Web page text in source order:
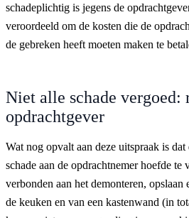
schadeplichtig is jegens de
veroordeeld om de kosten die de
de gebreken heeft moeten maken te
Niet alle schade vergoed:
opdrachtgever
Wat nog opvalt aan deze uitspraak is dat
schade aan de opdrachtnemer hoefde te
verbonden aan het demonteren,
de keuken en van een kastenwand (in